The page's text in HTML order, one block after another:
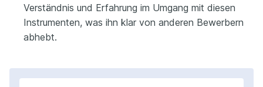
Verständnis und Erfahrung im Umgang mit diesen
Instrumenten, was ihn klar von anderen Bewerbern
abhebt.